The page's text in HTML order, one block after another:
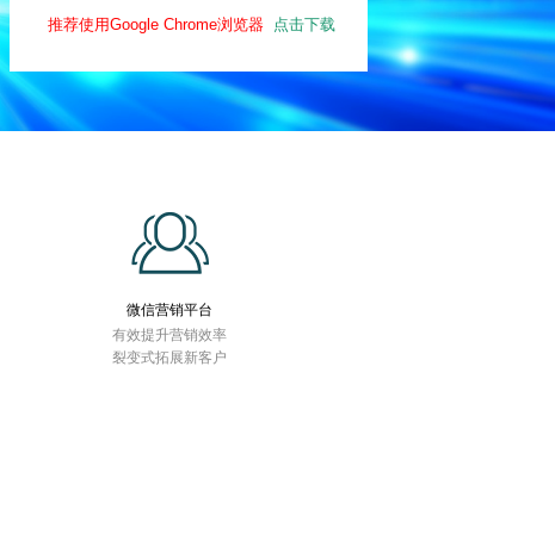
推荐使用Google Chrome浏览器 点击下载
微信营销平台
有效提升营销效率
裂变式拓展新客户